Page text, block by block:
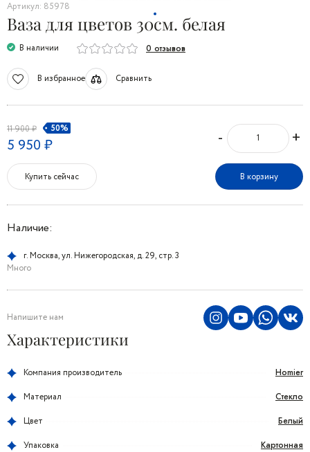
Артикул: 85978
Ваза для цветов 30см. белая
В наличии 0 отзывов
В избранное Сравнить
11 900 ₽ 50%
5 950 ₽ - +
Купить сейчас В корзину
Наличие:
г. Москва, ул. Нижегородская, д. 29, стр. 3
Много
Напишите нам
Характеристики
Компания производитель Homier
Материал Стекло
Цвет Белый
Упаковка Картонная